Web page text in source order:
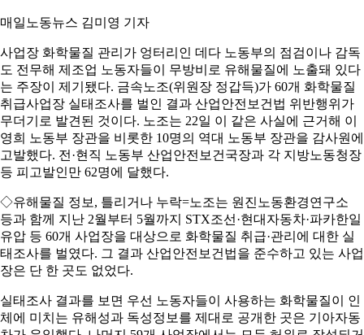
매일노동뉴스 김미영 기자
사업장 화학물질 관리가 엉터리인 데다 노동부의 점검이나 감독
도 전무해 제조업 노동자들이 무방비로 유해물질에 노출돼 있다
는 주장이 제기됐다. 금속노조(위원장 정갑득)가 60개 화학물질
취급사업장 실태조사를 벌인 결과 산업안전보건법 위반행위가
무더기로 발견된 것이다. 노조는 22일 이 같은 사실에 근거해 이
영희 노동부 장관을 비롯한 10명의 역대 노동부 장관을 감사원에
고발했다. 전·현직 노동부 산업안전보건국장과 각 지방노동청장
등 피고발인만 62명에 달했다.
◇유해물질 정보, 틀리거나 누락=노조는 원진노동환경연구소
등과 함께 지난 2월부터 5월까지 STX조선·현대자동차·파카한일
유압 등 60개 사업장을 대상으로 화학물질 취급·관리에 대한 실
태조사를 벌였다. 그 결과 산업안전보건법을 준수하고 있는 사업
장은 단 한 곳도 없었다.
실태조사 결과를 보면 우선 노동자들이 사용하는 화학물질이 인
체에 미치는 유해성과 독성정보를 제대로 공개한 곳은 기아자동